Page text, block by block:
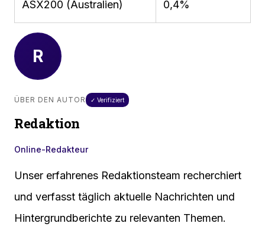
ASX200 (Australien) 0,4%
R
ÜBER DEN AUTOR ✓ Verifiziert
Redaktion
Online-Redakteur
Unser erfahrenes Redaktionsteam recherchiert
und verfasst täglich aktuelle Nachrichten und
Hintergrundberichte zu relevanten Themen.